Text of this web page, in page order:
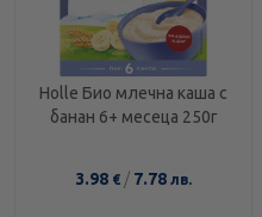
Holle Био млечна каша с
банан 6+ месеца 250г
3.98 € / 7.78 лв.